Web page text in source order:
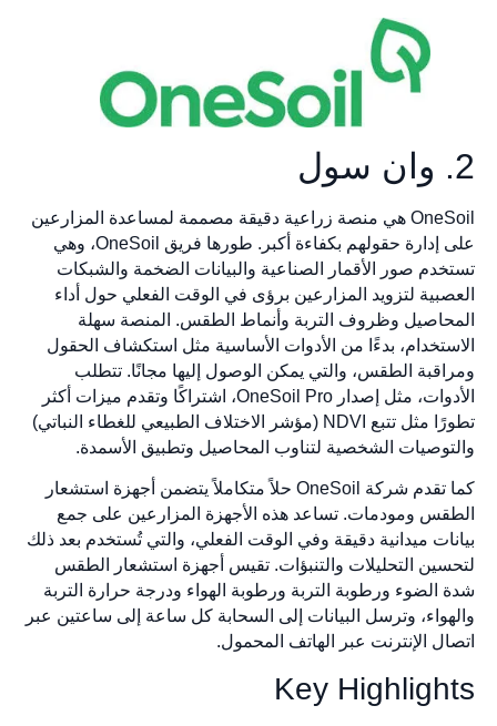
OneSoil هي منصة زراعية دقيقة مصممة لمساعدة المزارعين
على إدارة حقولهم بكفاءة أكبر. طورها فريق OneSoil، وهي
صور الأقمار الصناعية والبيانات الضخمة والشبكات
لتزويد المزارعين برؤى في الوقت الفعلي حول أداء
وظروف التربة وأنماط الطقس. المنصة سهلة
بدءًا من الأدوات الأساسية مثل استكشاف الحقول
الطقس، والتي يمكن الوصول إليها مجانًا. تتطلب
الأدوات، مثل إصدار OneSoil Pro، اشتراكًا وتقدم ميزات أكثر
تطورًا مثل تتبع NDVI (مؤشر الاختلاف الطبيعي للغطاء النباتي)
الشخصية لتناوب المحاصيل وتطبيق الأسمدة.
كما تقدم شركة OneSoil حلاً متكاملاً يتضمن أجهزة استشعار
ومودمات. تساعد هذه الأجهزة المزارعين على جمع
ميدانية دقيقة وفي الوقت الفعلي، والتي تُستخدم بعد ذلك
التحليلات والتنبؤات. تقيس أجهزة استشعار الطقس
الضوء ورطوبة التربة ورطوبة الهواء ودرجة حرارة التربة
وترسل البيانات إلى السحابة كل ساعة إلى ساعتين عبر
الإنترنت عبر الهاتف المحمول.
Key